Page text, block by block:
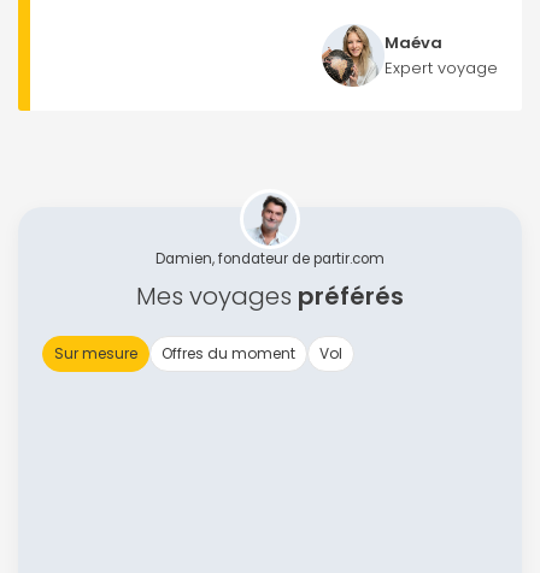
Maéva
Expert voyage
Damien, fondateur de partir.com
Mes voyages préférés
Sur mesure Offres du moment Vol